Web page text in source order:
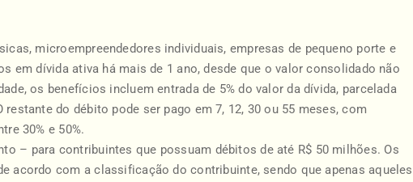
microempreendedores individuais, empresas de pequeno porte e
em dívida ativa há mais de 1 ano, desde que o valor consolidado não
os benefícios incluem entrada de 5% do valor da dívida, parcelada
do débito pode ser pago em 7, 12, 30 ou 55 meses, com
30% e 50%.
– para contribuintes que possuam débitos de até R$ 50 milhões. Os
acordo com a classificação do contribuinte, sendo que apenas aqueles